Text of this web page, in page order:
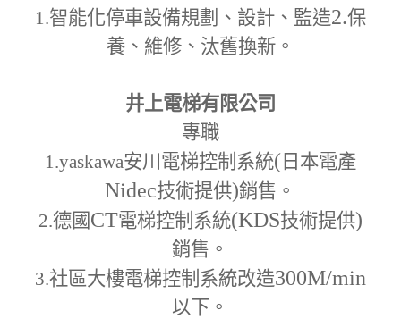
1.智能化停車設備規劃、設計、監造2.保
養、維修、汰舊換新。
井上電梯有限公司
專職
1.yaskawa安川電梯控制系統( 日本電產
Nidec技術提供)銷售。
2.德國 CT電梯控制系統(KDS技術提供)
銷售。
3.社區大樓電梯控制系統改造300M/min
以下。